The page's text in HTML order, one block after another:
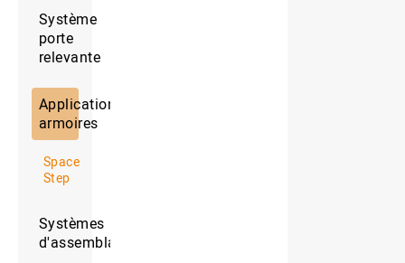
Système
porte
relevante
Application
armoires
Space
Step
Systèmes
d'assemblages